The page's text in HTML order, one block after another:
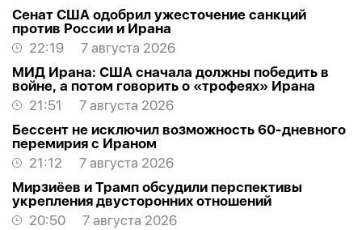
Сенат США одобрил ужесточение санкций
против России и Ирана
22:19
7 августа 2026
МИД Ирана: США сначала должны победить в
войне, а потом говорить о «трофеях» Ирана
21:51
7 августа 2026
Бессент не исключил возможность 60-дневного
перемирия с Ираном
21:12
7 августа 2026
Мирзиёев и Трамп обсудили перспективы
укрепления двусторонних отношений
20:50
7 августа 2026